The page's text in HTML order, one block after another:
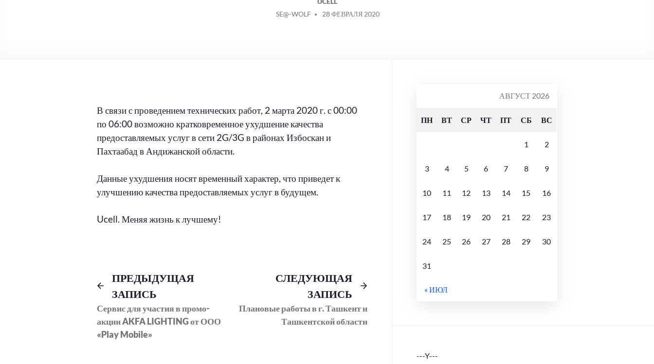
СООБЩЕНИЕ
SE@-WOLF 28 ФЕВРАЛЯ 2020
В связи с проведением технических работ, 2 марта 2020 г. с 00:00
по 06:00 возможно кратковременное ухудшение качества
предоставляемых услуг в сети 2G/3G в районах Избоскан и
Пахтаабад в Андижанской области.
Данные ухудшения носят временный характер, что приведет к
улучшению качества предоставляемых услуг в будущем.
Ucell. Меняя жизнь к лучшему!
Навигация
по
записям
ПРЕДЫДУЩАЯ
ЗАПИСЬ
Предыдущий
Сервис для участия в промо-
акции AKFA LIGHTING от ООО
«Play Mobile»
СЛЕДУЮЩАЯ
ЗАПИСЬ
Плановые работы в г. Ташкент и
Ташкентской области
АВГУСТ 2026
ПН ВТ СР ЧТ ПТ СБ ВС
1 2
3 4 5 6 7 8 9
10 11 12 13 14 15 16
17 18 19 20 21 22 23
24 25 26 27 28 29 30
31
« ИЮЛ
---Y---